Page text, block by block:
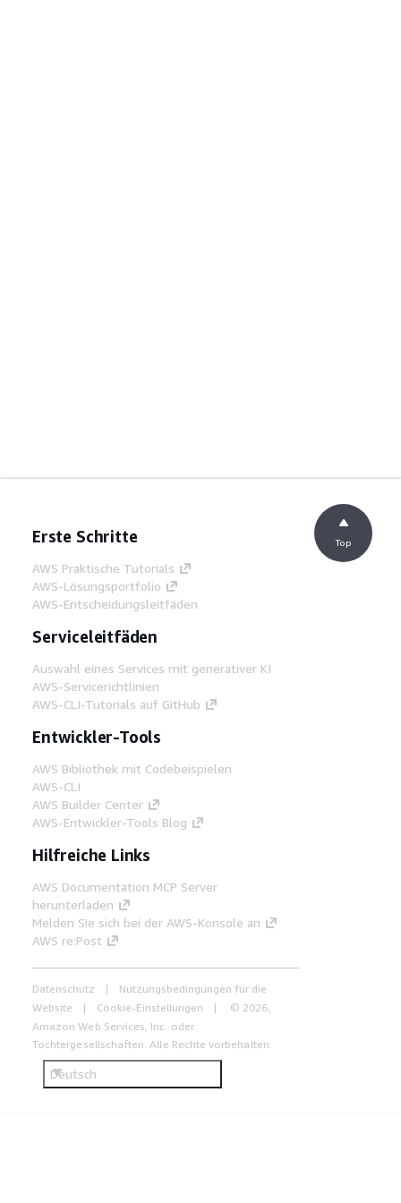
Erste Schritte
AWS Praktische Tutorials
AWS-Lösungsportfolio
AWS-Entscheidungsleitfäden
Serviceleitfäden
Auswahl eines Services mit generativer KI
AWS-Servicerichtlinien
AWS-CLI-Tutorials auf GitHub
Entwickler-Tools
AWS Bibliothek mit Codebeispielen
AWS-CLI
AWS Builder Center
AWS-Entwickler-Tools Blog
Hilfreiche Links
AWS Documentation MCP Server
herunterladen
Melden Sie sich bei der AWS-Konsole an
AWS re:Post
Datenschutz
Nutzungsbedingungen für die
Website
Cookie-Einstellungen
© 2026,
Amazon Web Services, Inc. oder
Tochtergesellschaften. Alle Rechte vorbehalten.
Deutsch
Top